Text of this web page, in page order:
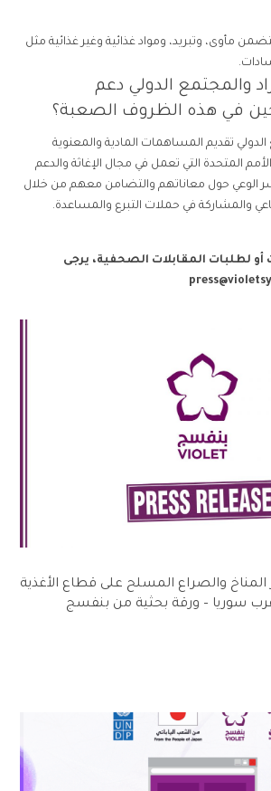
مأوى، وتبريد، ومواد غذائية وغير غذائية مثل
والمجتمع الدولي دعم
في هذه الظروف الصعبة؟
تقديم المساهمات المادية والمعنوية
المتحدة التي تعمل في مجال الإغاثة والدعم
الوعي حول معاناتهم والتضامن معهم من خلال
والمشاركة في حملات التبرع والمساعدة.
لطلبات المقابلات الصحفية، يرجى
المناخ والصراع المسلح على قطاع الأغذية
سوريا – ورقة بحثية من بنفسج